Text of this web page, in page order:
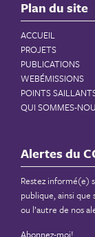
Plan du site
ACCUEIL
PROJETS
PUBLICATIONS
WEBÉMISSIONS
POINTS
QUI SOMMES-
Alertes du
Restez informé(e)
publique, ainsi que
ou l’autre de nos
Abonnez-moi!